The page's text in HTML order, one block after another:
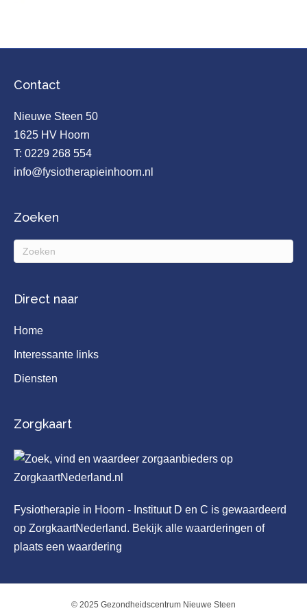
Contact
Nieuwe Steen 50
1625 HV Hoorn
T: 0229 268 554
info@fysiotherapieinhoorn.nl
Zoeken
Direct naar
Home
Interessante links
Diensten
Zorgkaart
Fysiotherapie in Hoorn - Instituut D en C is gewaardeerd
op ZorgkaartNederland. Bekijk alle waarderingen of
plaats een waardering
© 2025 Gezondheidscentrum Nieuwe Steen